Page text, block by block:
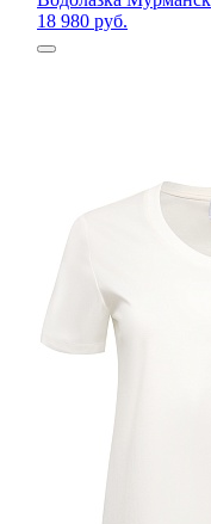
18 980 руб.